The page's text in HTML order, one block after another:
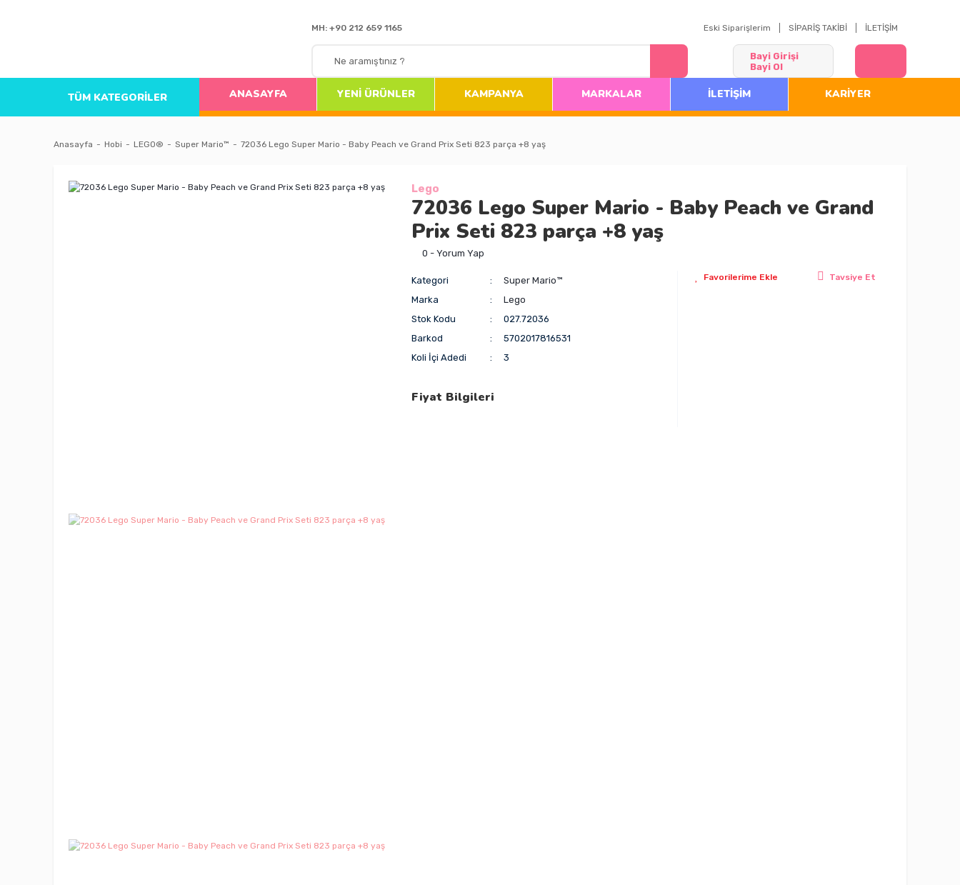
MH: +90 212 659 1165 Eski Siparişlerim SİPARİŞ TAKİBİ İLETİŞİM
Bayi Girişi
Bayi Ol
TÜM KATEGORİLER ANASAYFA YENİ ÜRÜNLER KAMPANYA MARKALAR İLETİŞİM KARİYER
Anasayfa Hobi LEGO® Super Mario™ 72036 Lego Super Mario - Baby Peach ve Grand Prix Seti 823 parça +8 yaş
Lego
72036 Lego Super Mario - Baby Peach ve Grand
Prix Seti 823 parça +8 yaş
0 - Yorum Yap
Kategori
Super Mario™
Marka
Lego
Stok Kodu
027.72036
Barkod
5702017816531
Koli İçi Adedi
3
Fiyat Bilgileri
Tavsiye Et